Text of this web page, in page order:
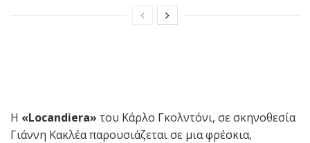
Η «Locandiera» του Κάρλο Γκολντόνι, σε σκηνοθεσία
Γιάννη Κακλέα παρουσιάζεται σε μια φρέσκια,